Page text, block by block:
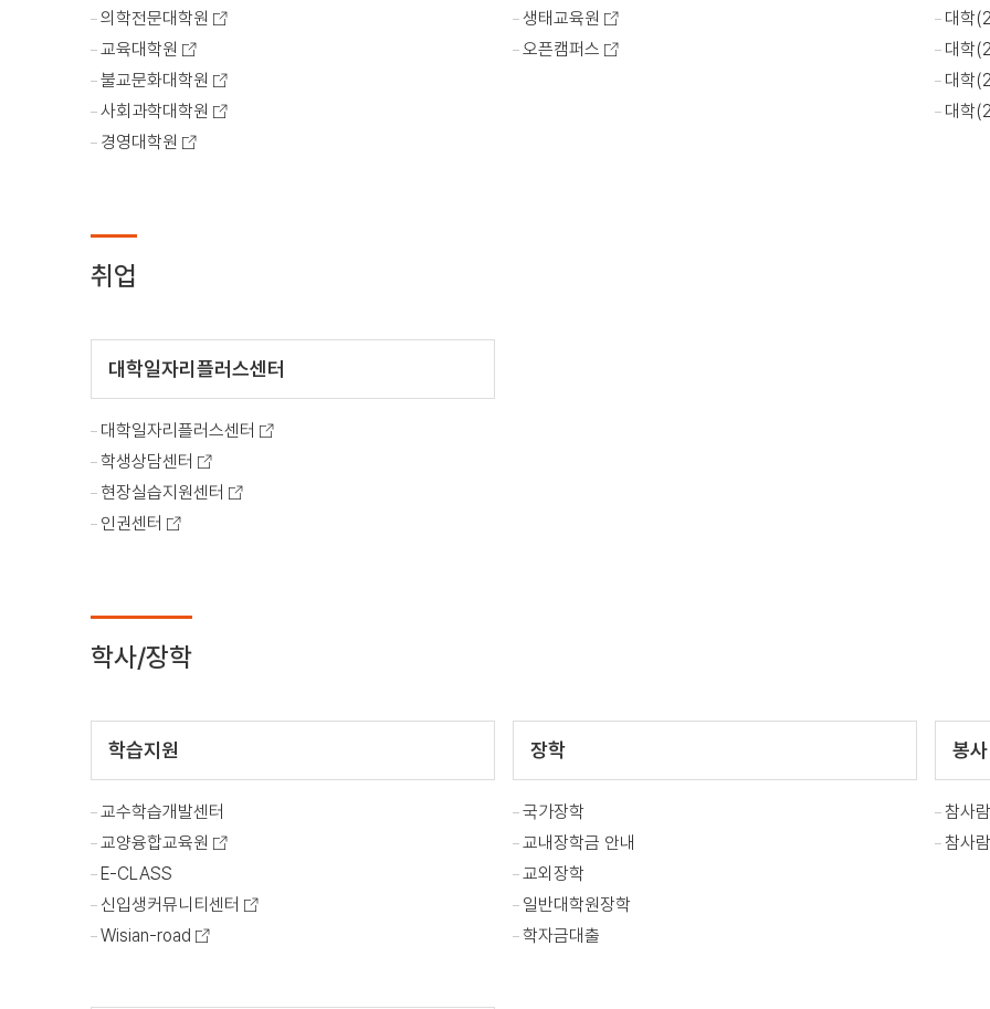
의학전문대학원
교육대학원
불교문화대학원
사회과학대학원
경영대학원
생태교육원
오픈캠퍼스
대학
대학
대학
대학
취업
대학일자리플러스센터
대학일자리플러스센터
학생상담센터
현장실습지원센터
인권센터
학사/장학
학습지원
교수학습개발센터
교양융합교육원
E-CLASS
신입생커뮤니티센터
Wisian-road
장학
국가장학
교내장학금 안내
교외장학
일반대학원장학
학자금대출
봉사
참사
참사